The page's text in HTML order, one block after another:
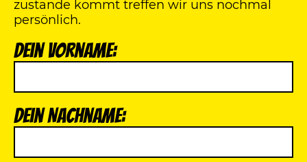
zustande kommt treffen wir uns nochmal
persönlich.
Dein Vorname:
Dein Nachname: